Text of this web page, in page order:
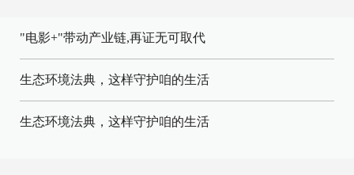
"电影+"带动产业链,再证无可取代
生态环境法典，这样守护咱的生活
生态环境法典，这样守护咱的生活